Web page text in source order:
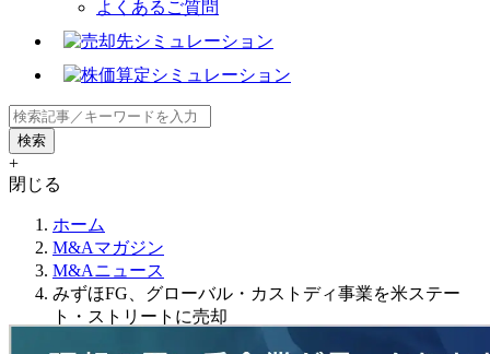
よくあるご質問
+
閉じる
ホーム
M&Aマガジン
M&Aニュース
みずほFG、グローバル・カストディ事業を米ステー
ト・ストリートに売却